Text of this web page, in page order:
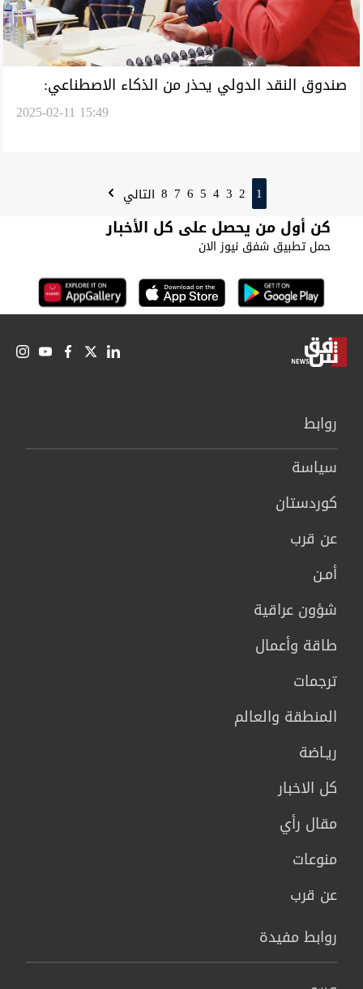
صندوق النقد الدولي يحذر من الذكاء الاصطناعي:
2025-02-11 15:49
1
2
3
4
5
6
7
8 التالي
كن أول من يحصل على كل الأخبار
حمل تطبيق شفق نيوز الان
روابط
سیاسة
كوردستان
عن قرب
أمـن
شؤون عراقية
طاقة وأعمال
ترجمات
المنطقة والعالم
ريـاضة
كل الاخبار
مقال رأي
منوعات
عن قرب
روابط مفيدة